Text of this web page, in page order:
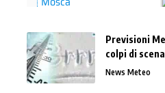
Previsioni
colpi di
News Meteo